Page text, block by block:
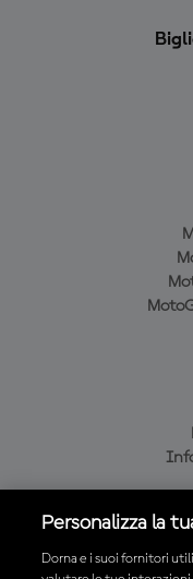
Personalizza la
Dorna e i suoi fornitori